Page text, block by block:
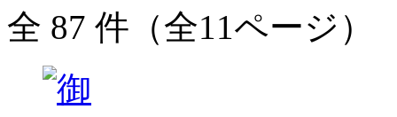
全 87 件（全11ページ）